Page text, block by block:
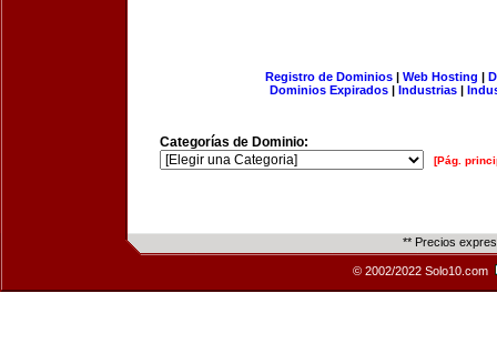
Registro de Dominios| Web Hosting |
Dominios Expirados | Industrias |
Categorías de Dominio:
[Pág.
** Precios
© 2002/2022 Solo10.com